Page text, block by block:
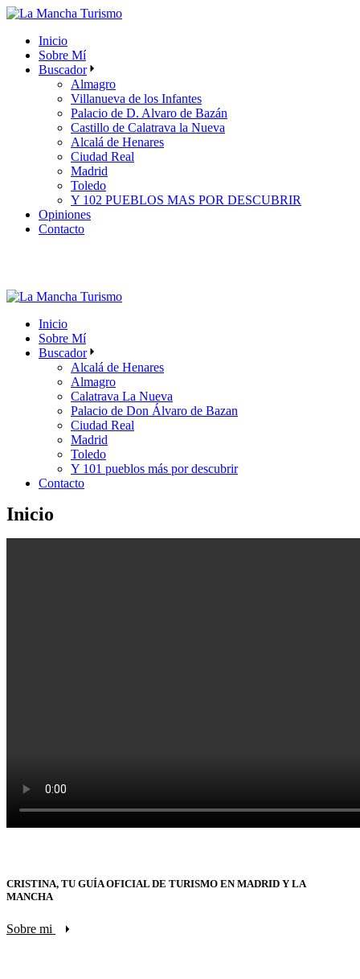
Skip
content
Inicio
Sobre Mí
Buscador
Almagro
Villanueva de los Infantes
Palacio de D. Alvaro de Bazán
Castillo de Calatrava la Nueva
Alcalá de Henares
Ciudad Real
Madrid
Toledo
Y 102 PUEBLOS MAS POR DESCUBRIR
Opiniones
Contacto
Inicio
Sobre Mí
Buscador
Alcalá de Henares
Almagro
Calatrava La Nueva
Palacio de Don Álvaro de Bazan
Ciudad Real
Madrid
Toledo
Y 101 pueblos más por descubrir
Contacto
Inicio
CRISTINA, TU GUÍA OFICIAL DE TURISMO EN MADRID Y LA
MANCHA
Sobre mi